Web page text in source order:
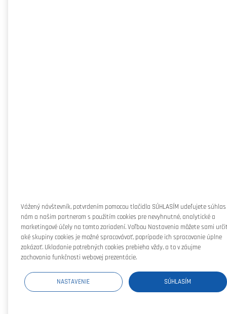
Vážený návštevník, potvrdením pomocou tlačidla SÚHLASÍM udeľujete súhlas
nám a našim partnerom s použitím cookies pre nevyhnutné, analytické a
marketingové účely na tomto zariadení. Voľbou Nastavenia môžete sami
aké skupiny cookies je možné spracovávať, poprípade ich spracovanie úplne
zakázať. Ukladanie potrebných cookies prebieha vždy, a to v záujme
zachovania funkčnosti webovej prezentácie.
NASTAVENIE SÚHLASÍM